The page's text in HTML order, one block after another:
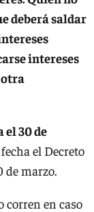
deberá saldar
intereses
el 30 de
el Decreto
de marzo.
corren en caso